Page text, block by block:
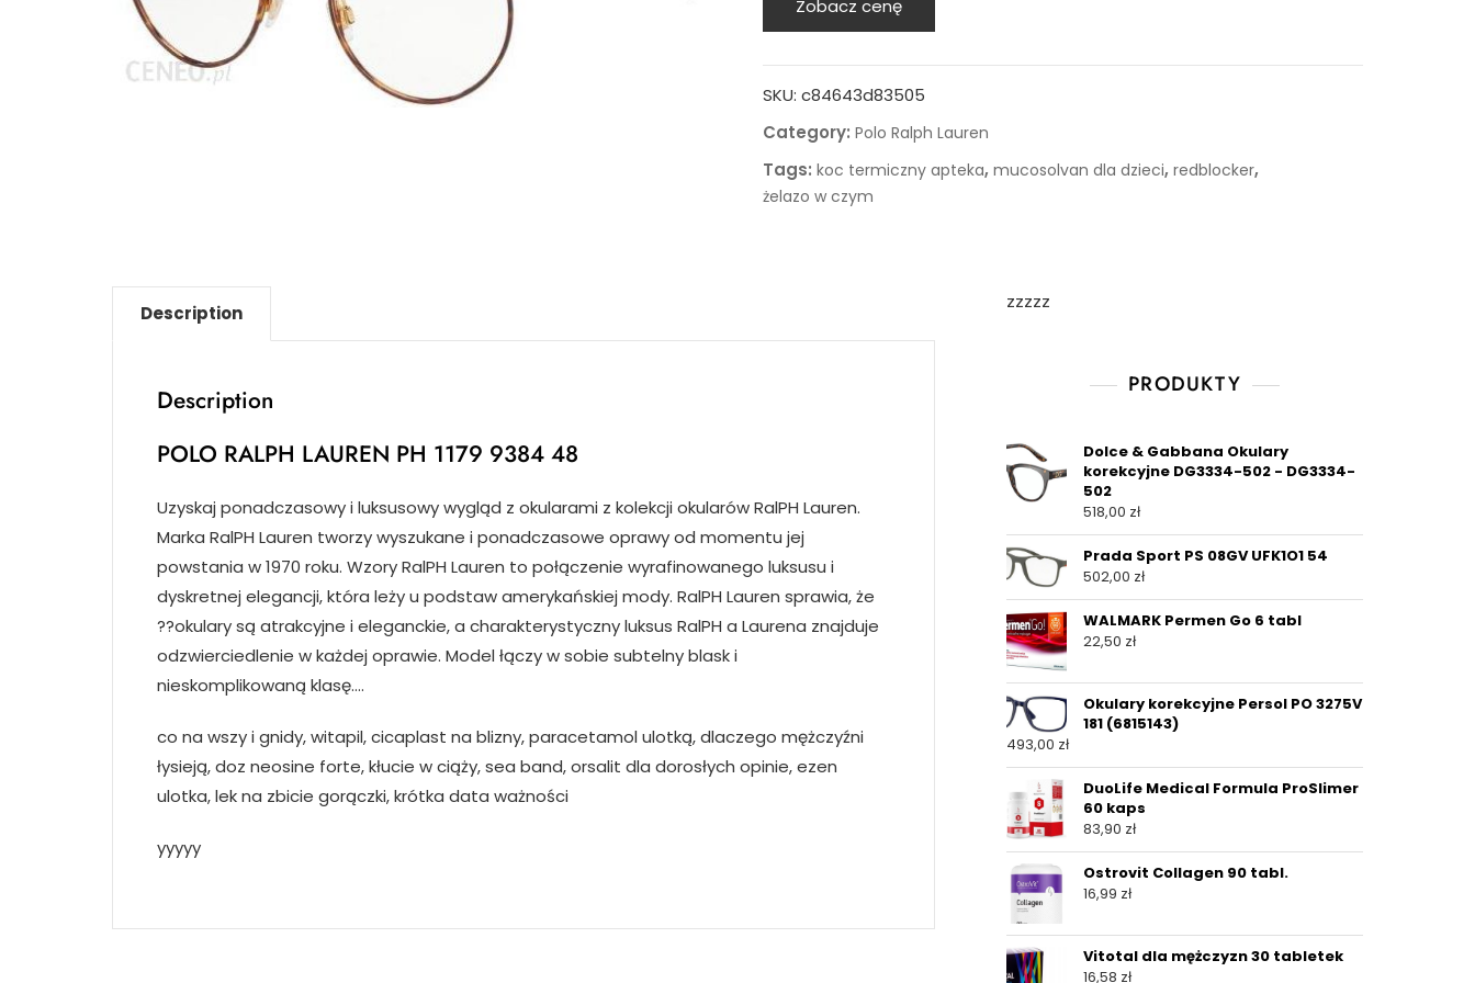
Zobacz cenę
SKU: c84643d83505
Category: Polo Ralph Lauren
Tags: koc termiczny apteka, mucosolvan dla dzieci, redblocker,
żelazo w czym
Description
Description
POLO RALPH LAUREN PH 1179 9384 48
Uzyskaj ponadczasowy i luksusowy wygląd z okularami z kolekcji okularów RalPH Lauren.
Marka RalPH Lauren tworzy wyszukane i ponadczasowe oprawy od momentu jej
powstania w 1970 roku. Wzory RalPH Lauren to połączenie wyrafinowanego luksusu i
dyskretnej elegancji, która leży u podstaw amerykańskiej mody. RalPH Lauren sprawia, że
??okulary są atrakcyjne i eleganckie, a charakterystyczny luksus RalPH a Laurena znajduje
odzwierciedlenie w każdej oprawie. Model łączy w sobie subtelny blask i
nieskomplikowaną klasę….
co na wszy i gnidy, witapil, cicaplast na blizny, paracetamol ulotką, dlaczego mężczyźni
łysieją, doz neosine forte, kłucie w ciąży, sea band, orsalit dla dorosłych opinie, ezen
ulotka, lek na zbicie gorączki, krótka data ważności
yyyyy
zzzzz
PRODUKTY
Dolce & Gabbana Okulary
korekcyjne DG3334-502 - DG3334-
502
518,00 zł
Prada Sport PS 08GV UFK1O1 54
502,00 zł
WALMARK Permen Go 6 tabl
22,50 zł
Okulary korekcyjne Persol PO 3275V
181 (6815143)
493,00 zł
DuoLife Medical Formula ProSlimer
60 kaps
83,90 zł
Ostrovit Collagen 90 tabl.
16,99 zł
Vitotal dla mężczyzn 30 tabletek
16,58 zł